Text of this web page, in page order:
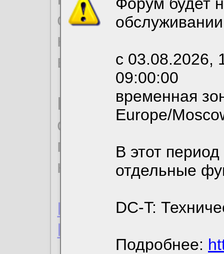
с 03.08.2026,
09:00:00
временная
Europe/
В этот
отдельные
DC-T:
Подробнее:
согласие на
необходимых для
вы можете
По
ознакомиться с
пользовательским
Пользовательское
Политика